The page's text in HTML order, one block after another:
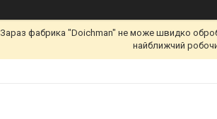
Зараз фабрика "Doichman" не може швидко
найближчий